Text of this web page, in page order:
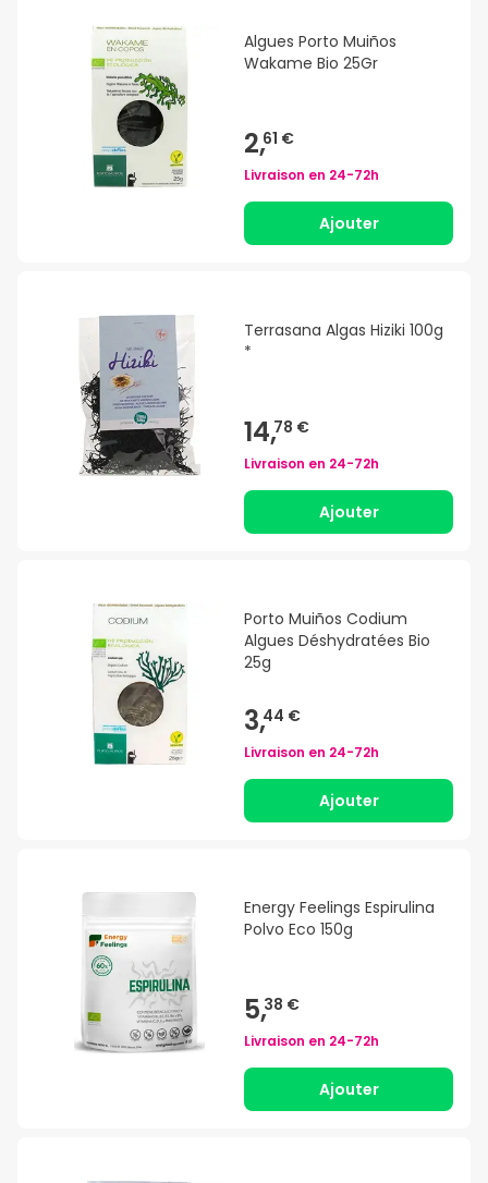
Algues Porto Muiños
Wakame Bio 25Gr
2,61 €
Livraison en 24-72h
Ajouter
Terrasana Algas Hiziki 100g
*
14,78 €
Livraison en 24-72h
Ajouter
Porto Muiños Codium
Algues Déshydratées Bio
25g
3,44 €
Livraison en 24-72h
Ajouter
Energy Feelings Espirulina
Polvo Eco 150g
5,38 €
Livraison en 24-72h
Ajouter